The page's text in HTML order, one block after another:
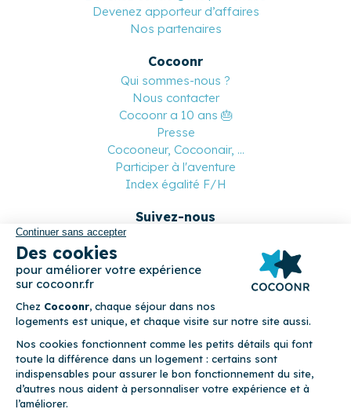
Devenez apporteur d’affaires
Nos partenaires
Cocoonr
Qui sommes-nous ?
Nous contacter
Cocoonr a 10 ans 🎂
Presse
Cocooneur, Cocoonair, ...
Participer à l'aventure
Index égalité F/H
Suivez-nous